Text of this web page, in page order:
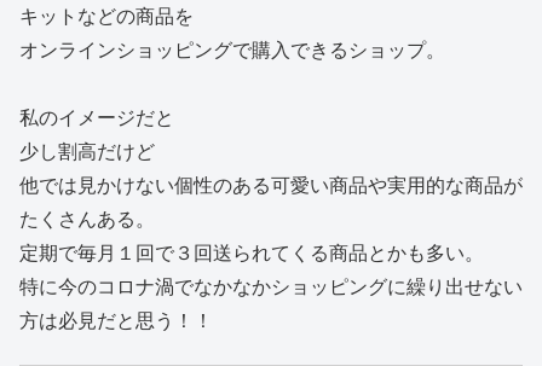
キットなどの商品を
オンラインショッピングで購入できるショップ。
私のイメージだと
少し割高だけど
他では見かけない個性のある可愛い商品や実用的な商品が
たくさんある。
定期で毎月１回で３回送られてくる商品とかも多い。
特に今のコロナ渦でなかなかショッピングに繰り出せない
方は必見だと思う！！